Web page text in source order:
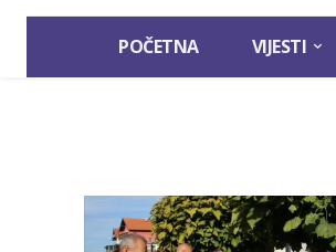
POČETNA VIJESTI